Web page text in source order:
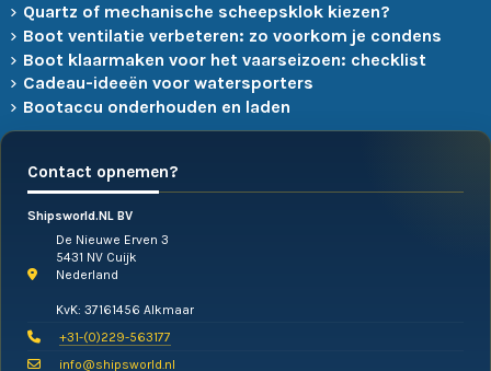
Quartz of mechanische scheepsklok kiezen?
Boot ventilatie verbeteren: zo voorkom je condens
Boot klaarmaken voor het vaarseizoen: checklist
Cadeau-ideeën voor watersporters
Bootaccu onderhouden en laden
Contact opnemen?
Shipsworld.NL BV
De Nieuwe Erven 3
5431 NV Cuijk
Nederland
KvK: 37161456 Alkmaar
+31-(0)229-563177
info@shipsworld.nl